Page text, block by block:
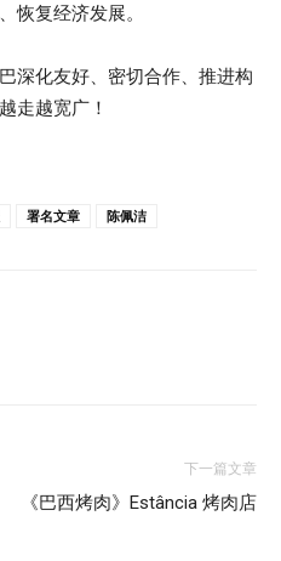
恢复经济发展。
深化友好、密切合作、推进构
走越宽广！
署名文章 陈佩洁
下一篇文章
《巴西烤肉》Estância 烤肉店